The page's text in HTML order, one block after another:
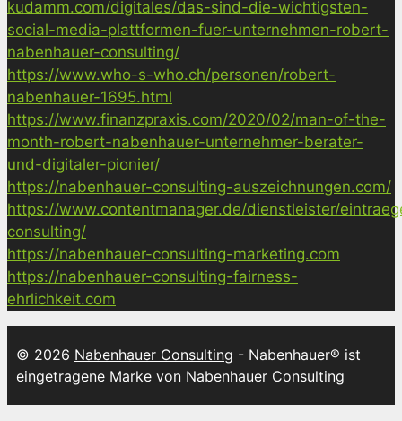
kudamm.com/digitales/das-sind-die-wichtigsten-
social-media-plattformen-fuer-unternehmen-robert-
nabenhauer-consulting/
https://www.who-s-who.ch/personen/robert-
nabenhauer-1695.html
https://www.finanzpraxis.com/2020/02/man-of-the-
month-robert-nabenhauer-unternehmer-berater-
und-digitaler-pionier/
https://nabenhauer-consulting-auszeichnungen.com/
https://www.contentmanager.de/dienstleister/
consulting/
https://nabenhauer-consulting-marketing.com
https://nabenhauer-consulting-fairness-
ehrlichkeit.com
© 2026 Nabenhauer Consulting - Nabenhauer® ist
eingetragene Marke von Nabenhauer Consulting